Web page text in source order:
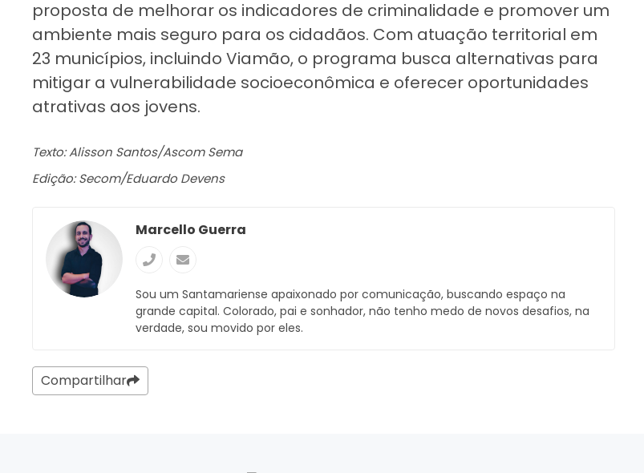
proposta de melhorar os indicadores de criminalidade e promover um
ambiente mais seguro para os cidadãos. Com atuação territorial em
23 municípios, incluindo Viamão, o programa busca alternativas para
mitigar a vulnerabilidade socioeconômica e oferecer oportunidades
atrativas aos jovens.
Texto: Alisson Santos/Ascom Sema
Edição: Secom/Eduardo Devens
Marcello Guerra
Sou um Santamariense apaixonado por comunicação, buscando espaço na
grande capital. Colorado, pai e sonhador, não tenho medo de novos desafios, na
verdade, sou movido por eles.
Compartilhar